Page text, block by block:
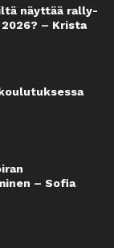
näyttää rally-
– Krista
– Sofia